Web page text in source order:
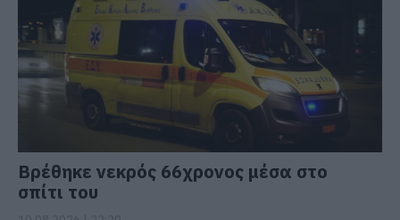
Βρέθηκε νεκρός 66χρονος μέσα στο
σπίτι του